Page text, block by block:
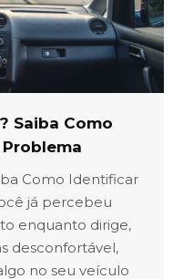
Saiba Como
Como Identificar
já percebeu
enquanto dirige,
desconfortável,
no seu veículo